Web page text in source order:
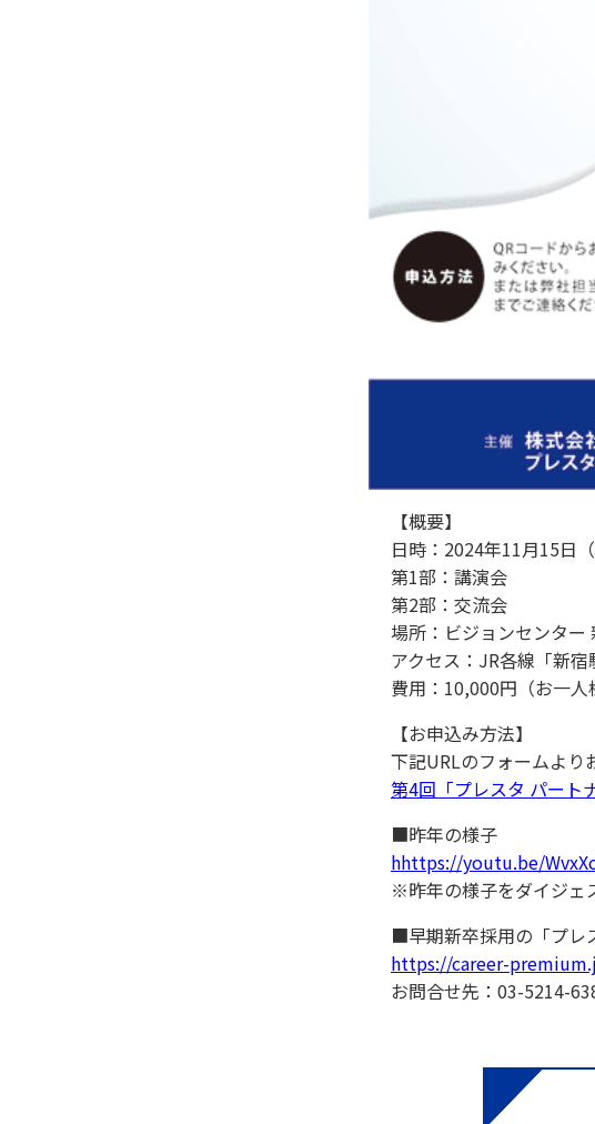
【概要】
日時：2024年11月15日
第1部：講演会
第2部：交流会
場所：ビジョンセンター
アクセス：JR各線「新
費用：10,000円（お一人
【お申込み方法】
下記URLのフォームより
第4回「プレスタ パート
■昨年の様子
hhttps://youtu.be/
※昨年の様子をダイジェ
■早期新卒採用の「プレ
https://career-
お問合せ先：03-5214-